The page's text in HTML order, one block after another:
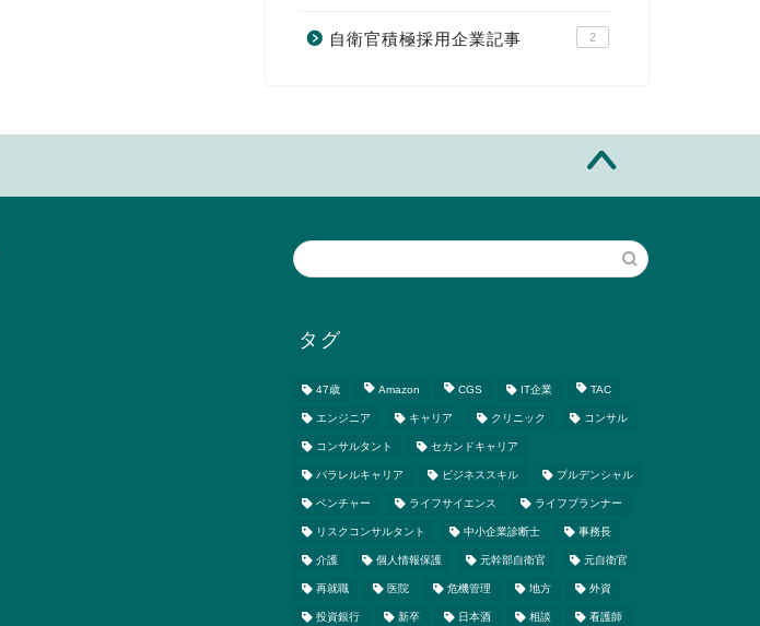
自衛官積極採用企業記事 2
タグ
47歳 Amazon CGS IT企業 TAC
エンジニア キャリア クリニック コンサル
コンサルタント セカンドキャリア
パラレルキャリア ビジネススキル プルデンシャル
ベンチャー ライフサイエンス ライフプランナー
リスクコンサルタント 中小企業診断士 事務長
介護 個人情報保護 元幹部自衛官 元自衛官
再就職 医院 危機管理 地方 外資
投資銀行 新卒 日本酒 相談 看護師